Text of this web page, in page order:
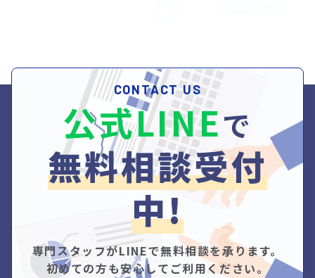
CONTACT US
公式LINEで
無料相談受付
中!
専門スタッフがLINEで無料相談を承ります。
初めての方も安心してご利用ください。